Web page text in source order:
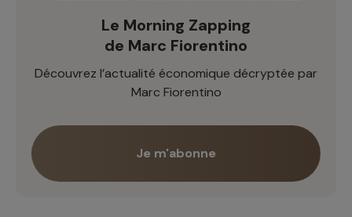
Le Morning Zapping
de Marc Fiorentino
Découvrez l’actualité économique décryptée par
Marc Fiorentino
Je m'abonne